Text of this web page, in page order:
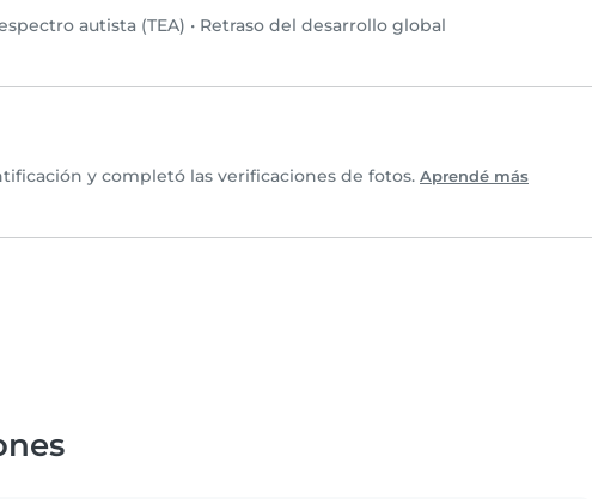
autista (TEA) • Retraso del desarrollo global
y completó las verificaciones de fotos. Aprendé más